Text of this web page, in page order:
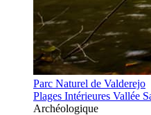
Parc Naturel de Valderejo
Plages Intérieures Vallée
Archéologique